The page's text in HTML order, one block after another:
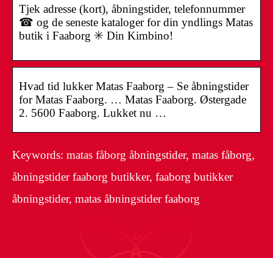
Tjek adresse (kort), åbningstider, telefonnummer
☎ og de seneste kataloger for din yndlings Matas
butik i Faaborg ✳️ Din Kimbino!
Hvad tid lukker Matas Faaborg – Se åbningstider
for Matas Faaborg. … Matas Faaborg. Østergade
2. 5600 Faaborg. Lukket nu …
Keywords: matas fåborg åbningstider, matas fåborg,
åbningstider faaborg butikker, faaborg butikker
åbningstider, matas åbningstider faaborg